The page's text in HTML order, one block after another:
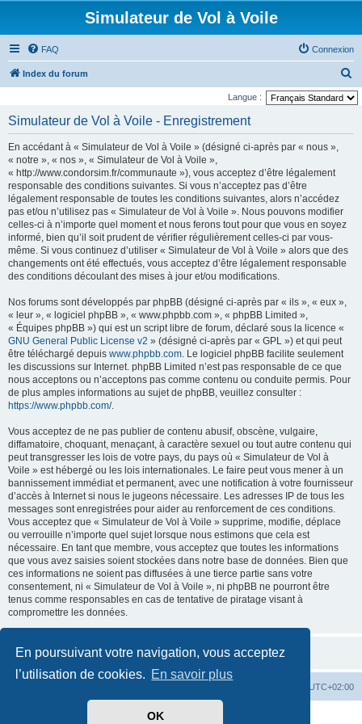
En poursuivant votre navigation, vous acceptez
l’utilisation de cookies. En savoir plus
OK
Simulateur de Vol à Voile
FAQ Connexion
Index du forum
e
Langue :
Simulateur de Vol à Voile - Enregistrement
En accédant à « Simulateur de Vol à Voile » (désigné ci-après par « nous »,
« notre », « nos », « Simulateur de Vol à Voile »,
« http://www.condorsim.fr/communaute »), vous acceptez d’être légalement
responsable des conditions suivantes. Si vous n’acceptez pas d’être
légalement responsable de toutes les conditions suivantes, alors n’accédez
pas et/ou n’utilisez pas « Simulateur de Vol à Voile ». Nous pouvons modifier
celles-ci à n’importe quel moment et nous ferons tout pour que vous en soyez
informé, bien qu’il soit prudent de vérifier régulièrement celles-ci par vous-
même. Si vous continuez d’utiliser « Simulateur de Vol à Voile » alors que des
changements ont été effectués, vous acceptez d’être légalement responsable
des conditions découlant des mises à jour et/ou modifications.
Nos forums sont développés par phpBB (désigné ci-après par « ils », « eux »,
« leur », « logiciel phpBB », « www.phpbb.com », « phpBB Limited »,
« Équipes phpBB ») qui est un script libre de forum, déclaré sous la licence «
GNU General Public License v2 » (désigné ci-après par « GPL ») et qui peut
être téléchargé depuis www.phpbb.com. Le logiciel phpBB facilite seulement
les discussions sur Internet. phpBB Limited n’est pas responsable de ce que
nous acceptons ou n’acceptons pas comme contenu ou conduite permis. Pour
de plus amples informations au sujet de phpBB, veuillez consulter :
https://www.phpbb.com/.
Vous acceptez de ne pas publier de contenu abusif, obscène, vulgaire,
diffamatoire, choquant, menaçant, à caractère sexuel ou tout autre contenu qui
peut transgresser les lois de votre pays, du pays où « Simulateur de Vol à
Voile » est hébergé ou les lois internationales. Le faire peut vous mener à un
bannissement immédiat et permanent, avec une notification à votre fournisseur
d’accès à Internet si nous le jugeons nécessaire. Les adresses IP de tous les
messages sont enregistrées pour aider au renforcement de ces conditions.
Vous acceptez que « Simulateur de Vol à Voile » supprime, modifie, déplace
ou verrouille n’importe quel sujet lorsque nous estimons que cela est
nécessaire. En tant que membre, vous acceptez que toutes les informations
que vous avez saisies soient stockées dans notre base de données. Bien que
ces informations ne soient pas diffusées à une tierce partie sans votre
consentement, ni « Simulateur de Vol à Voile », ni phpBB ne pourront être
tenus comme responsables en cas de tentative de piratage visant à
compromettre les données.
UTC+02:00
phpBB ® Forum Software © phpBB Limited